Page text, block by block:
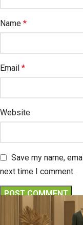
Name *
Email *
Website
Save my name,
next time I comment.